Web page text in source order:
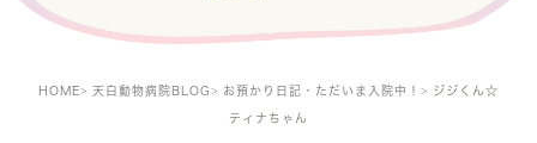
HOME 天白動物病院BLOG お預かり日記・ただいま入院中！ ジジくん☆
ティナちゃん